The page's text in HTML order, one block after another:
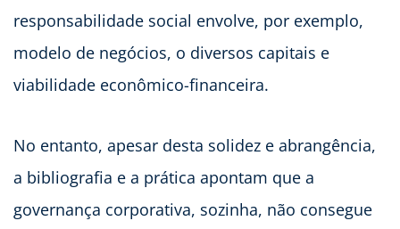
responsabilidade social envolve, por exemplo,
modelo de negócios, o diversos capitais e
viabilidade econômico-financeira.
No entanto, apesar desta solidez e abrangência,
a bibliografia e a prática apontam que a
governança corporativa, sozinha, não consegue